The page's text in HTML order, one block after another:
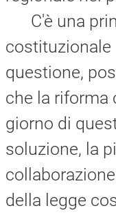
C'è una
costituzionale
questione,
che la riforma
giorno di
soluzione, la
della legge